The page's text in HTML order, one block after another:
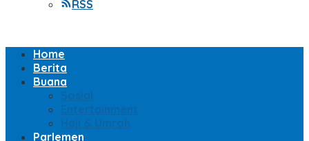
RSS
Home
Berita
Buana
Sosial
Entertainment
Haji & Umroh
Parlemen